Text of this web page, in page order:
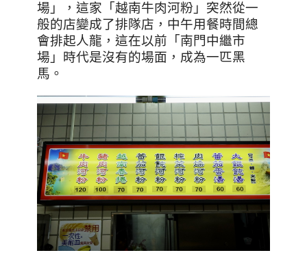
場」，這家「越南牛肉河粉」突然從一
般的店變成了排隊店，中午用餐時間總
會排起人龍，這在以前「南門中繼市
場」時代是沒有的場面，成為一匹黑
馬。